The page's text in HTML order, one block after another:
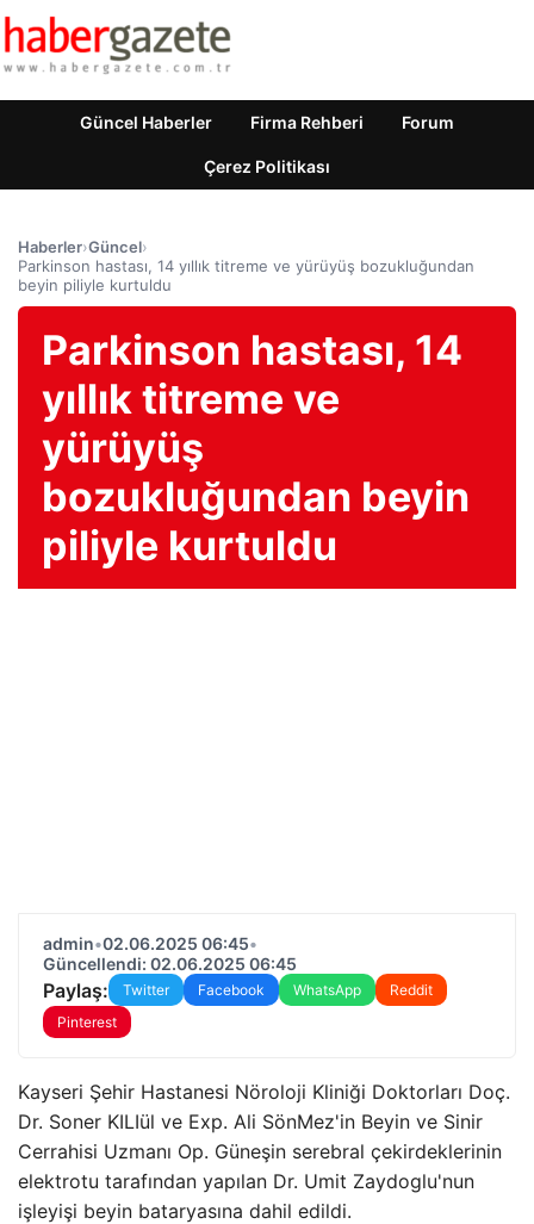
Güncel Haberler Firma Rehberi Forum
Çerez Politikası
Haberler›Güncel›
Parkinson hastası, 14 yıllık titreme ve yürüyüş bozukluğundan
beyin piliyle kurtuldu
Parkinson hastası, 14
yıllık titreme ve
yürüyüş
bozukluğundan beyin
piliyle kurtuldu
admin•02.06.2025 06:45•
Güncellendi: 02.06.2025 06:45
Paylaş: Twitter Facebook WhatsApp
Reddit
Pinterest
Kayseri Şehir Hastanesi Nöroloji Kliniği Doktorları Doç.
Dr. Soner KILIül ve Exp. Ali SönMez'in Beyin ve Sinir
Cerrahisi Uzmanı Op. Güneşin serebral çekirdeklerinin
elektrotu tarafından yapılan Dr. Umit Zaydoglu'nun
işleyişi beyin bataryasına dahil edildi.